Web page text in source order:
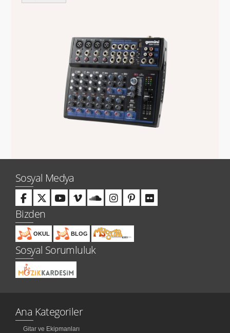
Sosyal Medya
Bizden
OKUL BLOG
Sosyal Sorumluluk
Ana Kategoriler
Gitar ve Ekipmanları